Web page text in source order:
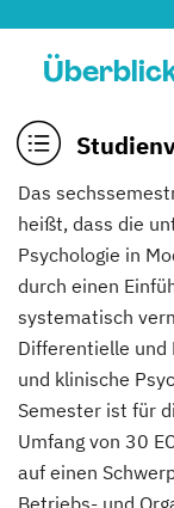
Das
heißt, dass die
Psychologie in
durch einen
systematisch
Differentielle und
und klinische
Semester ist für
Umfang von 30
auf einen